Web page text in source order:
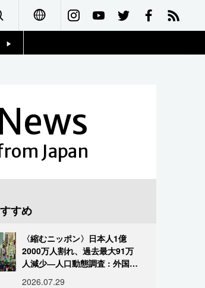
Français
News
Japan
すめ
〈縮むニッポン〉日本人1億
2000万人割れ、過去最大91万
人減少―人口動態調査 : 外国人
2026.07.29